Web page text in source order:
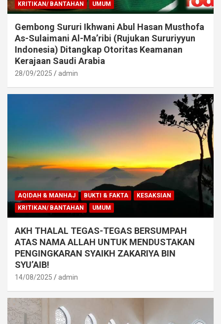
KRITIKAN/ BANTAHAN
UMUM
Gembong Sururi Ikhwani Abul Hasan Musthofa
As-Sulaimani Al-Ma’ribi (Rujukan Sururiyyun
Indonesia) Ditangkap Otoritas Keamanan
Kerajaan Saudi Arabia
28/09/2025 admin
AQIDAH & MANHAJ BUKTI & FAKTA
KESAKSIAN
KRITIKAN/ BANTAHAN
UMUM
AKH THALAL TEGAS-TEGAS BERSUMPAH
ATAS NAMA ALLAH UNTUK MENDUSTAKAN
PENGINGKARAN SYAIKH ZAKARIYA BIN
SYU’AIB!
14/08/2025 admin